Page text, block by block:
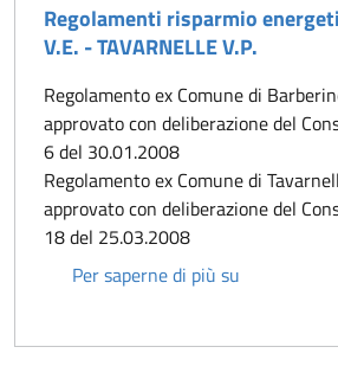
Regolamenti risparmio
V.E. - TAVARNELLE V.P.
Regolamento ex Comune di
approvato con deliberazione del
6 del 30.01.2008
Regolamento ex Comune di
approvato con deliberazione del
18 del 25.03.2008
Per saperne di più su